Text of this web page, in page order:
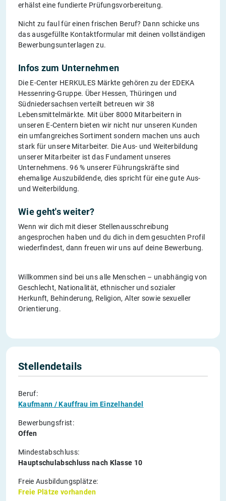
erhälst eine fundierte Prüfungsvorbereitung.
Nicht zu faul für einen frischen Beruf? Dann schicke uns
das ausgefüllte Kontaktformular mit deinen vollständigen
Bewerbungsunterlagen zu.
Infos zum Unternehmen
Die E-Center HERKULES Märkte gehören zu der EDEKA
Hessenring-Gruppe. Über Hessen, Thüringen und
Südniedersachsen verteilt betreuen wir 38
Lebensmittelmärkte. Mit über 8000 Mitarbeitern in
unseren E-Centern bieten wir nicht nur unseren Kunden
ein umfangreiches Sortiment sondern machen uns auch
stark für unsere Mitarbeiter. Die Aus- und Weiterbildung
unserer Mitarbeiter ist das Fundament unseres
Unternehmens. 96 % unserer Führungskräfte sind
ehemalige Auszubildende, dies spricht für eine gute Aus-
und Weiterbildung.
Wie geht's weiter?
Wenn wir dich mit dieser Stellenausschreibung
angesprochen haben und du dich in dem gesuchten Profil
wiederfindest, dann freuen wir uns auf deine Bewerbung.
Willkommen sind bei uns alle Menschen – unabhängig von
Geschlecht, Nationalität, ethnischer und sozialer
Herkunft, Behinderung, Religion, Alter sowie sexueller
Orientierung.
Stellendetails
Beruf:
Kaufmann / Kauffrau im Einzelhandel
Bewerbungsfrist:
Offen
Mindestabschluss:
Hauptschulabschluss nach Klasse 10
Freie Ausbildungsplätze:
Freie Plätze vorhanden